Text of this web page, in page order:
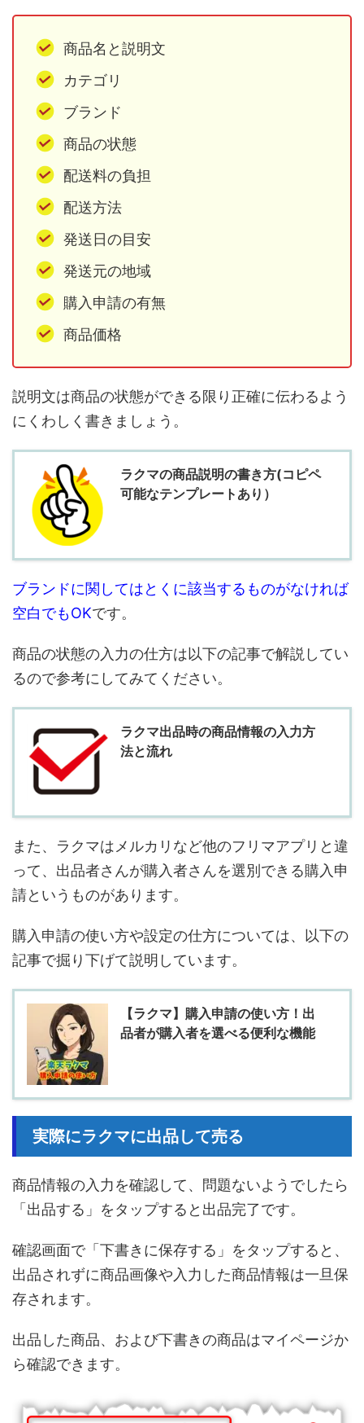
商品名と説明文
カテゴリ
ブランド
商品の状態
配送料の負担
配送方法
発送日の目安
発送元の地域
購入申請の有無
商品価格
説明文は商品の状態ができる限り正確に伝わるよう
にくわしく書きましょう。
ラクマの商品説明の書き方(コピペ
可能なテンプレートあり）
ブランドに関してはとくに該当するものがなければ
空白でもOKです。
商品の状態の入力の仕方は以下の記事で解説してい
るので参考にしてみてください。
ラクマ出品時の商品情報の入力方
法と流れ
また、ラクマはメルカリなど他のフリマアプリと違
って、出品者さんが購入者さんを選別できる購入申
請というものがあります。
購入申請の使い方や設定の仕方については、以下の
記事で掘り下げて説明しています。
【ラクマ】購入申請の使い方！出
品者が購入者を選べる便利な機能
実際にラクマに出品して売る
商品情報の入力を確認して、問題ないようでしたら
「出品する」をタップすると出品完了です。
確認画面で「下書きに保存する」をタップすると、
出品されずに商品画像や入力した商品情報は一旦保
存されます。
出品した商品、および下書きの商品はマイページか
ら確認できます。